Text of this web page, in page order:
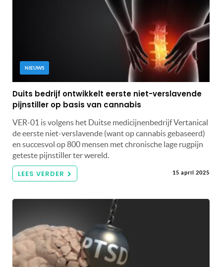
NIEUWS
Duits bedrijf ontwikkelt eerste niet-verslavende
pijnstiller op basis van cannabis
VER-01 is volgens het Duitse medicijnenbedrijf Vertanical
de eerste niet-verslavende (want op cannabis gebaseerd)
en succesvol op 800 mensen met chronische lage rugpijn
geteste pijnstiller ter wereld.
LEES VERDER 15 april 2025